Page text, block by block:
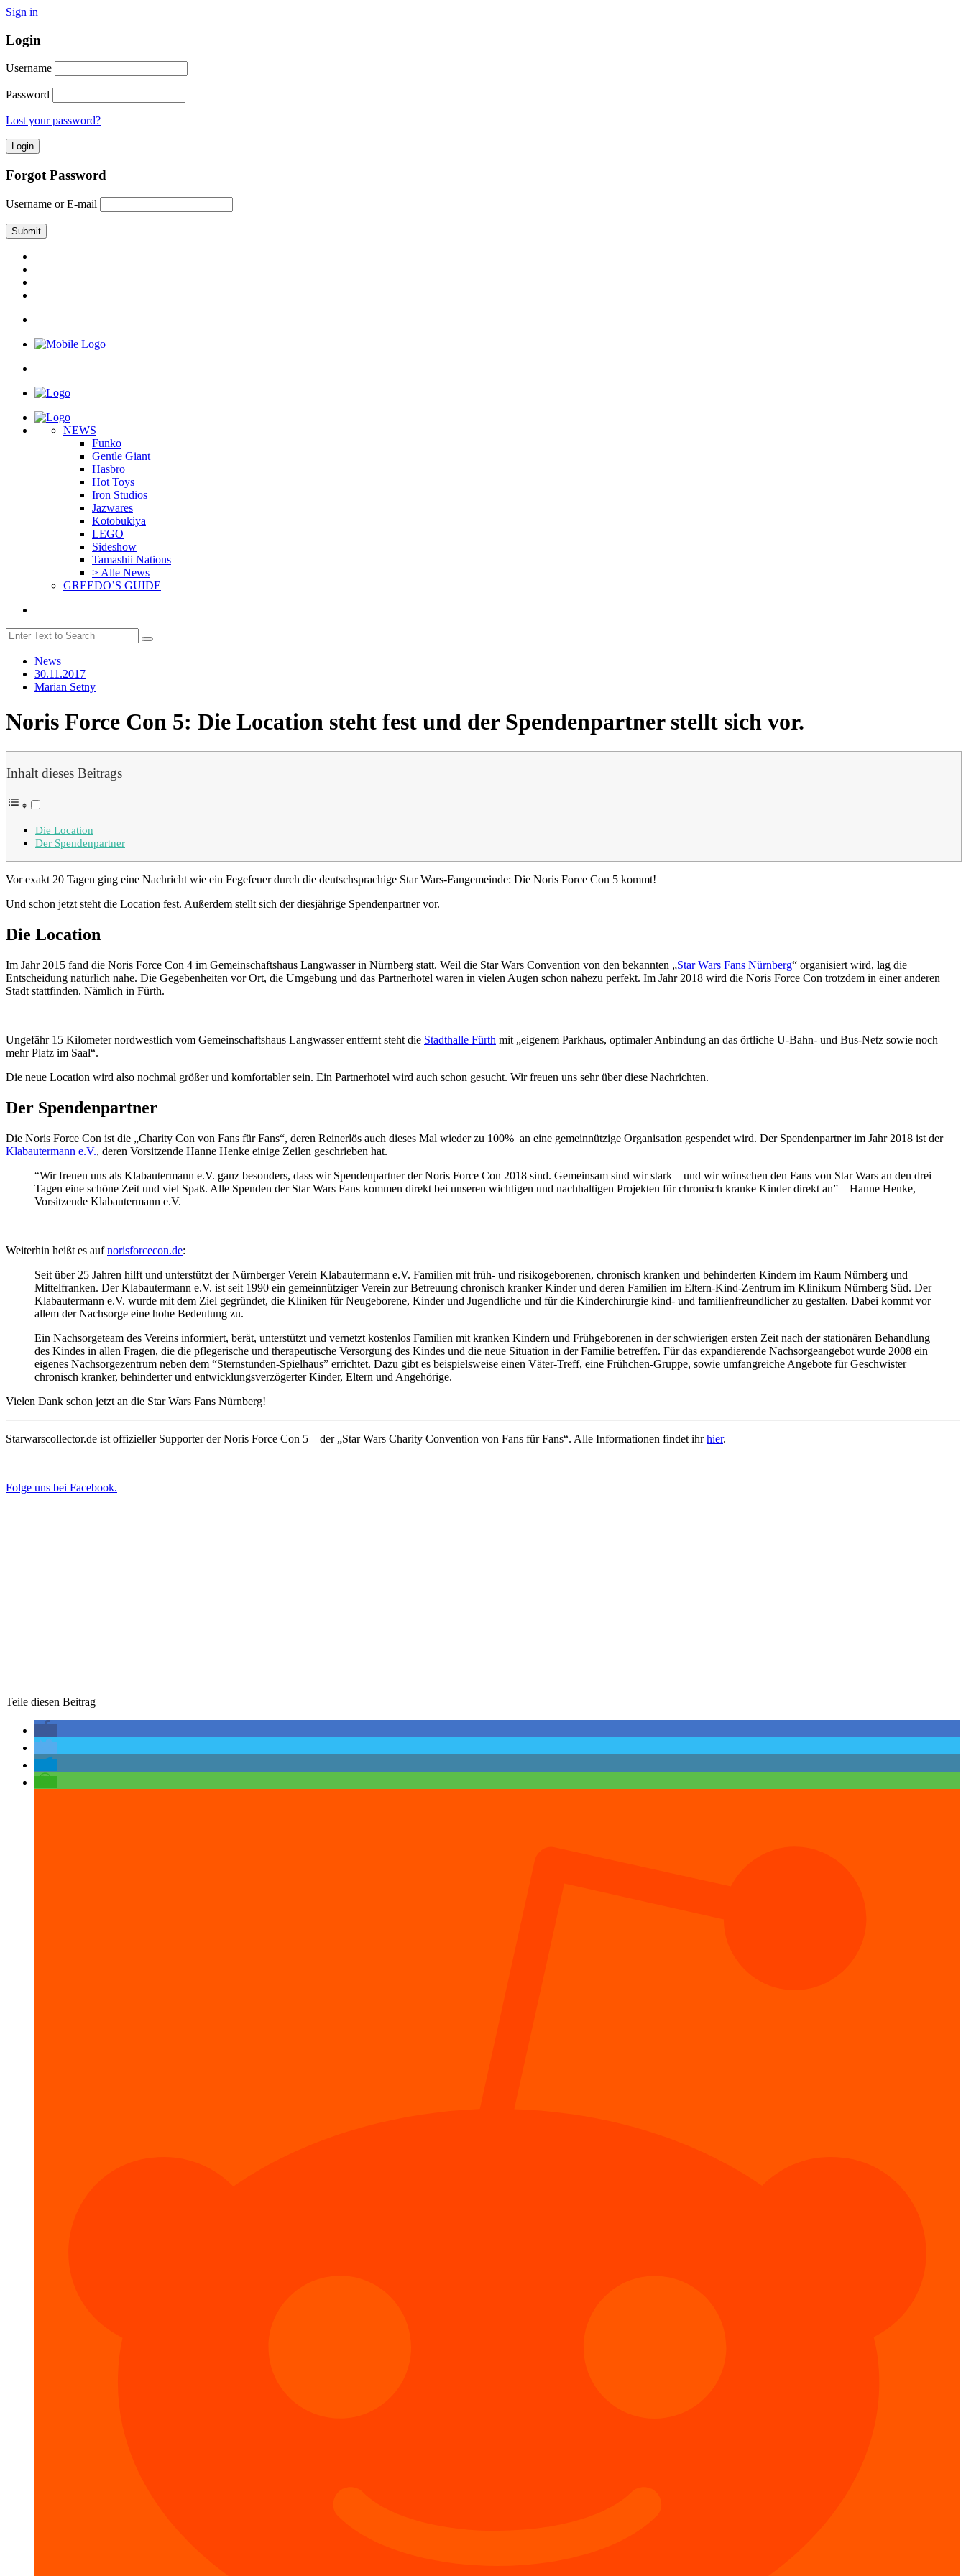
Sign in
Login
Username
Password
Lost your password?
Forgot Password
Username or E-mail
NEWS
Funko
Gentle Giant
Hasbro
Hot Toys
Iron Studios
Jazwares
Kotobukiya
LEGO
Sideshow
Tamashii Nations
> Alle News
GREEDO’S GUIDE
News
30.11.2017
Marian Setny
Noris Force Con 5: Die Location steht fest und der Spendenpartner stellt sich vor.
Inhalt dieses Beitrags
Die Location
Der Spendenpartner
Vor exakt 20 Tagen ging eine Nachricht wie ein Fegefeuer durch die deutschsprachige Star Wars-Fangemeinde: Die Noris Force Con 5 kommt!
Und schon jetzt steht die Location fest. Außerdem stellt sich der diesjährige Spendenpartner vor.
Die Location
Im Jahr 2015 fand die Noris Force Con 4 im Gemeinschaftshaus Langwasser in Nürnberg statt. Weil die Star Wars Convention von den bekannten „Star Wars Fans Nürnberg“ organisiert wird, lag die
Entscheidung natürlich nahe. Die Gegebenheiten vor Ort, die Umgebung und das Partnerhotel waren in vielen Augen schon nahezu perfekt. Im Jahr 2018 wird die Noris Force Con trotzdem in einer anderen
Stadt stattfinden. Nämlich in Fürth.
Ungefähr 15 Kilometer nordwestlich vom Gemeinschaftshaus Langwasser entfernt steht die Stadthalle Fürth mit „eigenem Parkhaus, optimaler Anbindung an das örtliche U-Bahn- und Bus-Netz sowie noch
mehr Platz im Saal“.
Die neue Location wird also nochmal größer und komfortabler sein. Ein Partnerhotel wird auch schon gesucht. Wir freuen uns sehr über diese Nachrichten.
Der Spendenpartner
Die Noris Force Con ist die „Charity Con von Fans für Fans“, deren Reinerlös auch dieses Mal wieder zu 100% an eine gemeinnützige Organisation gespendet wird. Der Spendenpartner im Jahr 2018 ist der
Klabautermann e.V., deren Vorsitzende Hanne Henke einige Zeilen geschrieben hat.
“Wir freuen uns als Klabautermann e.V. ganz besonders, dass wir Spendenpartner der Noris Force Con 2018 sind. Gemeinsam sind wir stark – und wir wünschen den Fans von Star Wars an den drei
Tagen eine schöne Zeit und viel Spaß. Alle Spenden der Star Wars Fans kommen direkt bei unseren wichtigen und nachhaltigen Projekten für chronisch kranke Kinder direkt an” – Hanne Henke,
Vorsitzende Klabautermann e.V.
Weiterhin heißt es aufnorisforcecon.de:
Seit über 25 Jahren hilft und unterstützt der Nürnberger Verein Klabautermann e.V. Familien mit früh- und risikogeborenen, chronisch kranken und behinderten Kindern im Raum Nürnberg und
Mittelfranken. Der Klabautermann e.V. ist seit 1990 ein gemeinnütziger Verein zur Betreuung chronisch kranker Kinder und deren Familien im Eltern-Kind-Zentrum im Klinikum Nürnberg Süd. Der
Klabautermann e.V. wurde mit dem Ziel gegründet, die Kliniken für Neugeborene, Kinder und Jugendliche und für die Kinderchirurgie kind- und familienfreundlicher zu gestalten. Dabei kommt vor
allem der Nachsorge eine hohe Bedeutung zu.
Ein Nachsorgeteam des Vereins informiert, berät, unterstützt und vernetzt kostenlos Familien mit kranken Kindern und Frühgeborenen in der schwierigen ersten Zeit nach der stationären Behandlung
des Kindes in allen Fragen, die die pflegerische und therapeutische Versorgung des Kindes und die neue Situation in der Familie betreffen. Für das expandierende Nachsorgeangebot wurde 2008 ein
eigenes Nachsorgezentrum neben dem “Sternstunden-Spielhaus” errichtet. Dazu gibt es beispielsweise einen Väter-Treff, eine Frühchen-Gruppe, sowie umfangreiche Angebote für Geschwister
chronisch kranker, behinderter und entwicklungsverzögerter Kinder, Eltern und Angehörige.
Vielen Dank schon jetzt an die Star Wars Fans Nürnberg!
Starwarscollector.de ist offizieller Supporter der Noris Force Con 5 – der „Star Wars Charity Convention von Fans für Fans“. Alle Informationen findet ihrhier.
Folge uns bei Facebook.
Teile diesen Beitrag